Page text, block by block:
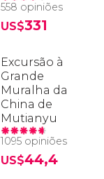
558 opiniões
US$331
Excursão à
Grande
Muralha da
China de
Mutianyu
1095 opiniões
US$44,4